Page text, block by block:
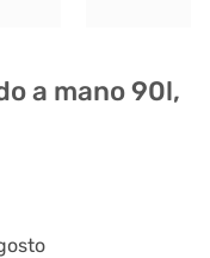
a mano 90l,